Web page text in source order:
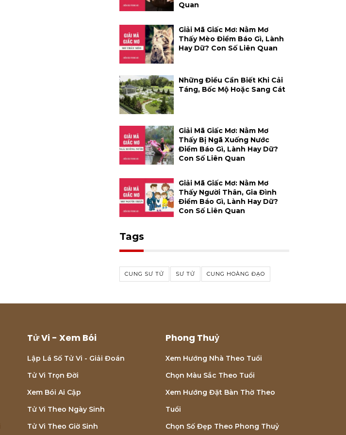
Quan
Giải Mã Giấc Mơ: Nằm Mơ
Thấy Mèo Điềm Báo Gì, Lành
Hay Dữ? Con Số Liên Quan
Những Điều Cần Biết Khi Cải
Táng, Bốc Mộ Hoặc Sang Cát
Giải Mã Giấc Mơ: Nằm Mơ
Thấy Bị Ngã Xuống Nước
Điềm Báo Gì, Lành Hay Dữ?
Con Số Liên Quan
Giải Mã Giấc Mơ: Nằm Mơ
Thấy Người Thân, Gia Đình
Điềm Báo Gì, Lành Hay Dữ?
Con Số Liên Quan
Tags
CUNG SƯ TỬ SƯ TỬ CUNG HOÀNG ĐẠO
Tử Vi - Xem Bói
Lập Lá Số Tử Vi - Giải Đoán
Tử Vi Trọn Đời
Xem Bói Ai Cập
Tử Vi Theo Ngày Sinh
Tử Vi Theo Giờ Sinh
Phong Thuỷ
Xem Hướng Nhà Theo Tuổi
Chọn Màu Sắc Theo Tuổi
Xem Hướng Đặt Bàn Thờ Theo
Tuổi
Chọn Số Đẹp Theo Phong Thuỷ